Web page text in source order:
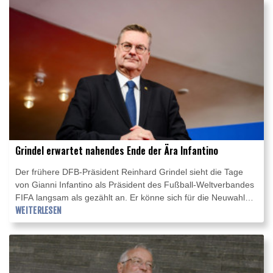
Scorerin ihrer Mannschaft, dazu gelangen ihr fünf Rebounds
und ein Assist.
Grindel erwartet nahendes Ende der Ära Infantino
Der frühere DFB-Präsident Reinhard Grindel sieht die Tage
von Gianni Infantino als Präsident des Fußball-Weltverbandes
FIFA langsam als gezählt an. Er könne sich für die Neuwahlen
im März 2027 "nicht vorstellen, dass Gianni Infantino ohne
Gegenkandidaten bleibt", sagte Grindel im Interview mit dem
Nachrichtenportal t-online: "Ich kann mir auch nicht vorstellen,
dass er überhaupt bei der nächsten Wahl antritt." Doch mit
einem Wechsel auf der Position des Präsidenten allein würden
WEITERLESEN